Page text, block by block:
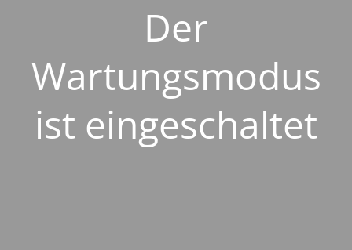
Der
Wartungsmodus
ist eingeschaltet